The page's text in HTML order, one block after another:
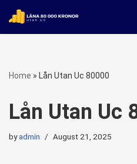
Skip
Home » Lån Utan Uc 80000
Lån Utan Uc
byadmin August 21, 2025